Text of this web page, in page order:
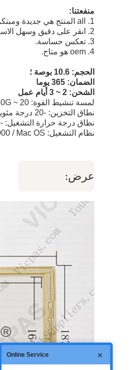
منفعتنا:
1. all المنتج هي جديدة ومبتكرة التغليف.
2. انقر على دقيق وسهل الاستخدام.
3. تعكس حساسة.
4. oem هو متاح.
الحجم: 10.6 بوصة ؛
الضمان: 365 يوما
الشحن: 2 ~ 3 أيام عمل
لمسة تنشيط القوة: 20 ~ 80G
نطاق التخزين: -20 درجة مئوية ~ 70 درجة مئوية
نطاق درجة حرارة التشغيل: -10 درجة مئوية ~ 60 درجة مئوية
نظام التشغيل: Linux / DOS / Windows ME / 95/98 / NT4.0 / XP / 2000 / Mac OS
عرض:
Online Service